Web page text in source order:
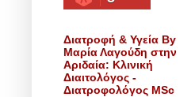
Διατροφή & Υγεία By
Μαρία Λαγούδη στην
Αριδαία: Κλινική
Διαιτολόγος -
Διατροφολόγος MSc